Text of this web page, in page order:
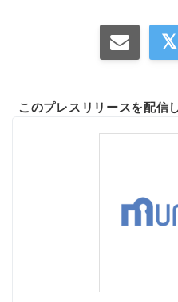
このプレスリリースを配信